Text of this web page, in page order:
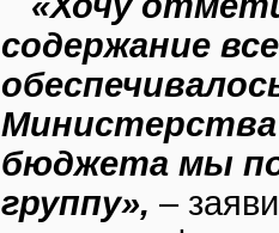
содержание
Министерства
бюджета мы
группу», –